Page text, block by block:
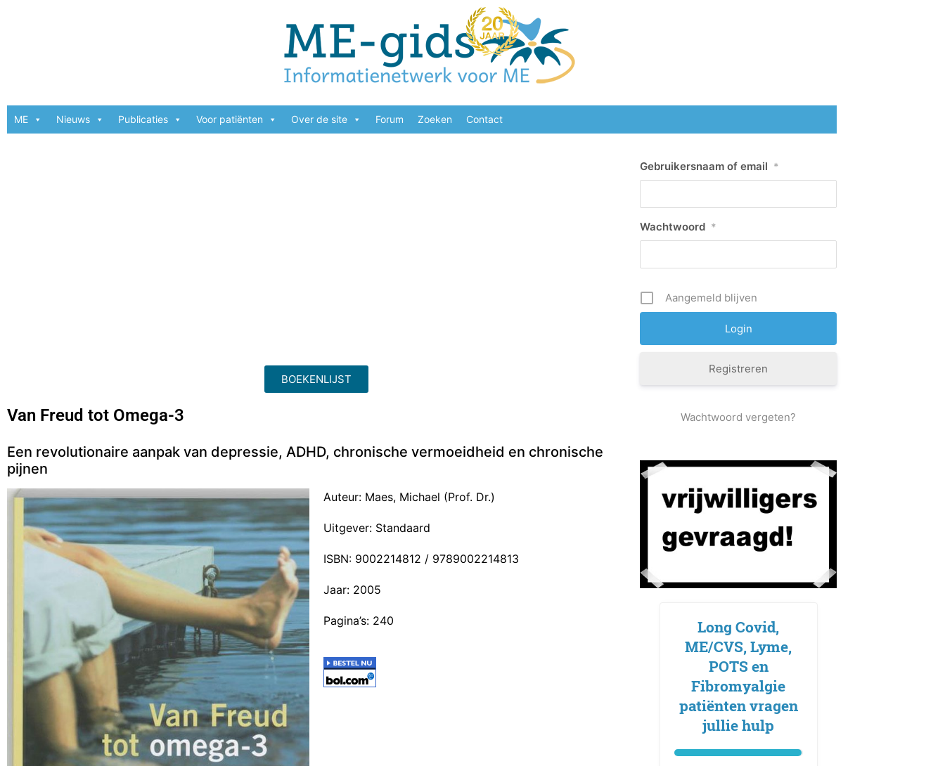
ME Nieuws Publicaties Voor patiënten Over de site Forum Zoeken Contact
BOEKENLIJST
Van Freud tot Omega-3
Een revolutionaire aanpak van depressie, ADHD, chronische vermoeidheid en chronische
pijnen
Auteur: Maes, Michael (Prof. Dr.)
Uitgever: Standaard
ISBN: 9002214812 / 9789002214813
Jaar: 2005
Pagina’s: 240
Gebruikersnaam of email *
Wachtwoord *
Aangemeld blijven
Registreren
Wachtwoord vergeten?
Long Covid,
ME/CVS, Lyme,
POTS en
Fibromyalgie
patiënten vragen
jullie hulp